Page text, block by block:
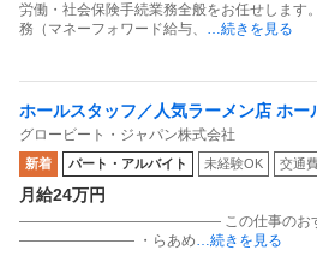
労働・社会保険手続業務全般をお任せします
務（マネーフォワード給与、 …続きを見る
ホールスタッフ／人気ラーメン店 ホ
めん花月嵐 デックス東京ビーチ店
グロービート・ジャパン株式会社
新着 パート・アルバイト 未経験OK 交通
月給24万円
―――――――――――――― この仕事のお
―――――――― ・らあめ…続きを見る